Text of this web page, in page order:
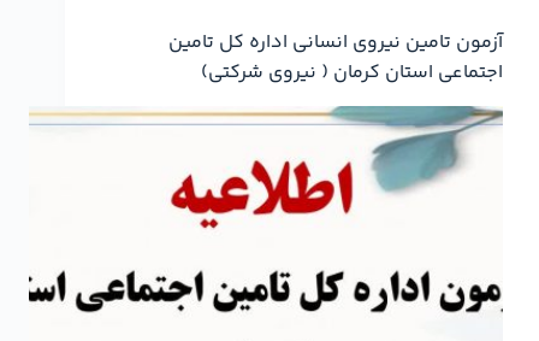
آزمون تامین نیروی انسانی اداره کل تامین
اجتماعی استان کرمان ( نیروی شرکتی)